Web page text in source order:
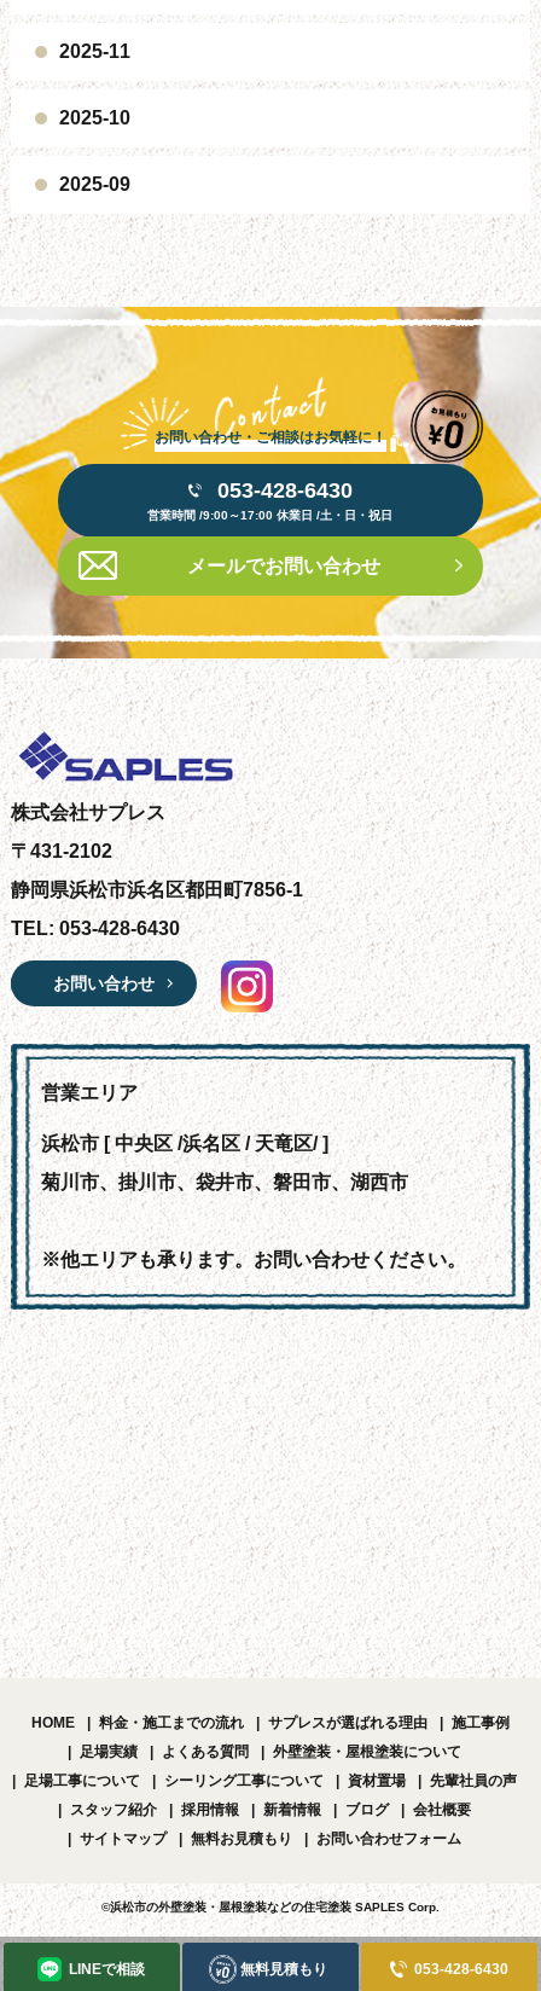
LINEで相談 無料見積もり 053-428-6430
2025-11
2025-10
2025-09
お問い合わせ・ご相談はお気軽に！
053-428-6430
営業時間 /9:00～17:00 休業日 /土・日・祝日
メールでお問い合わせ
株式会社サプレス
〒431-2102
静岡県浜松市浜名区都田町7856-1
TEL: 053-428-6430
お問い合わせ
営業エリア
浜松市 [ 中央区 /浜名区 / 天竜区/ ]
菊川市、掛川市、袋井市、磐田市、湖西市
※他エリアも承ります。お問い合わせください。
HOME 料金・施工までの流れ サプレスが選ばれる理由
施工事例
足場実績
よくある質問
外壁塗装・屋根塗装について
足場工事について
シーリング工事について 資材置場
先輩社員の声
スタッフ紹介
採用情報 新着情報 ブログ
会社概要
サイトマップ
無料お見積もり お問い合わせフォーム
©浜松市の外壁塗装・屋根塗装などの住宅塗装 SAPLES Corp.